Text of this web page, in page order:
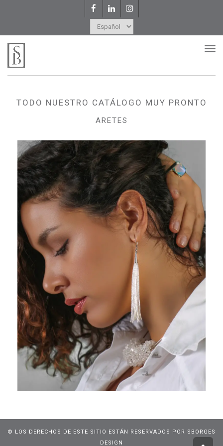
FacebookLinkedInInstagram
Elegir
TODO NUESTRO CATÁLOGO MUY PRONTO
ARETES
© LOS DERECHOS DE ESTE SITIO ESTÁN RESERVADOS POR SBORGES
DESIGN